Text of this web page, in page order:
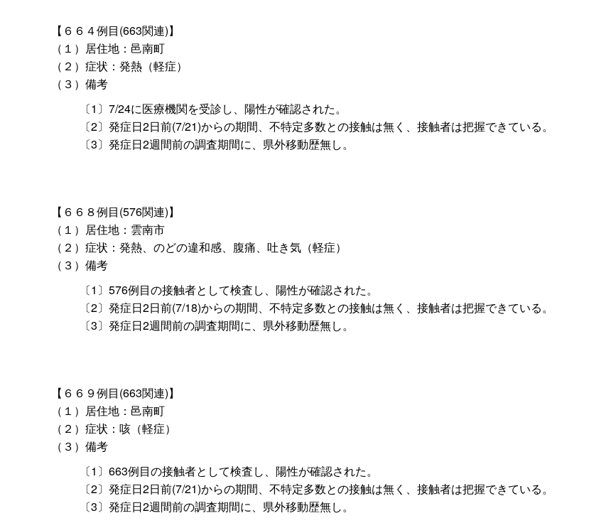
【６６４例目(663関連)】
（１）居住地：邑南町
（２）症状：発熱（軽症）
（３）備考
〔1〕7/24に医療機関を受診し、陽性が確認された。
〔2〕発症日2日前(7/21)からの期間、不特定多数との接触は無く、接触者は把握できている。
〔3〕発症日2週間前の調査期間に、県外移動歴無し。
【６６８例目(576関連)】
（１）居住地：雲南市
（２）症状：発熱、のどの違和感、腹痛、吐き気（軽症）
（３）備考
〔1〕576例目の接触者として検査し、陽性が確認された。
〔2〕発症日2日前(7/18)からの期間、不特定多数との接触は無く、接触者は把握できている。
〔3〕発症日2週間前の調査期間に、県外移動歴無し。
【６６９例目(663関連)】
（１）居住地：邑南町
（２）症状：咳（軽症）
（３）備考
〔1〕663例目の接触者として検査し、陽性が確認された。
〔2〕発症日2日前(7/21)からの期間、不特定多数との接触は無く、接触者は把握できている。
〔3〕発症日2週間前の調査期間に、県外移動歴無し。